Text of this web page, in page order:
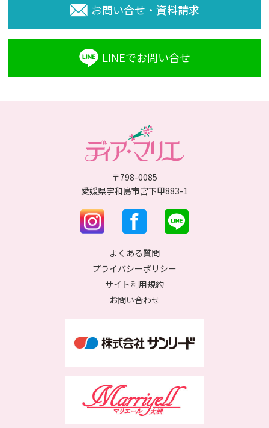
お問い合せ・資料請求
LINEでお問い合せ
〒798-0085
愛媛県宇和島市宮下甲883-1
よくある質問
プライバシーポリシー
サイト利用規約
お問い合わせ